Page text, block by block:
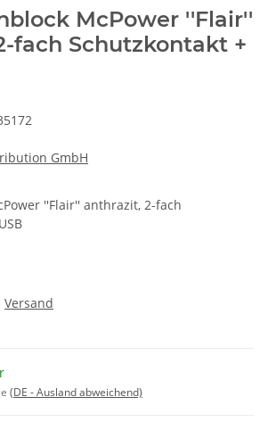
McPower ''Flair''
fach Schutzkontakt +
GmbH
''Flair'' anthrazit, 2-fach
Versand
(DE - Ausland abweichend)